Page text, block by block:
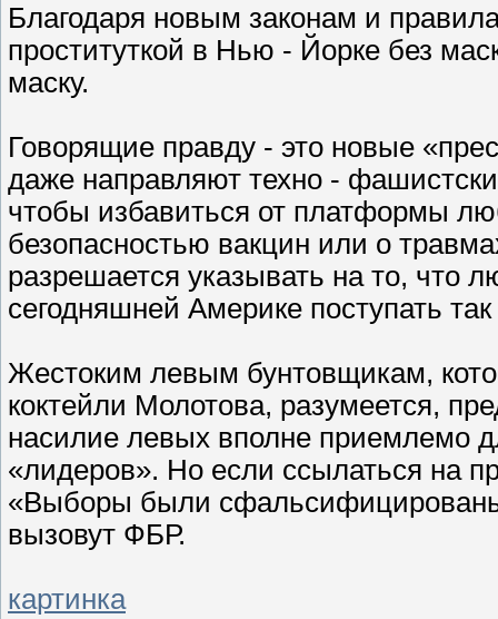
Благодаря новым законам и
проституткой в Нью - Йорке без
маску.
Говорящие правду - это новые
даже направляют техно -
чтобы избавиться от платформы
безопасностью вакцин или о
разрешается указывать на то, что
сегодняшней Америке поступать
Жестоким левым бунтовщикам,
коктейли Молотова, разумеется,
насилие левых вполне приемлемо
«лидеров». Но если ссылаться на
«Выборы были
вызовут ФБР.
картинка